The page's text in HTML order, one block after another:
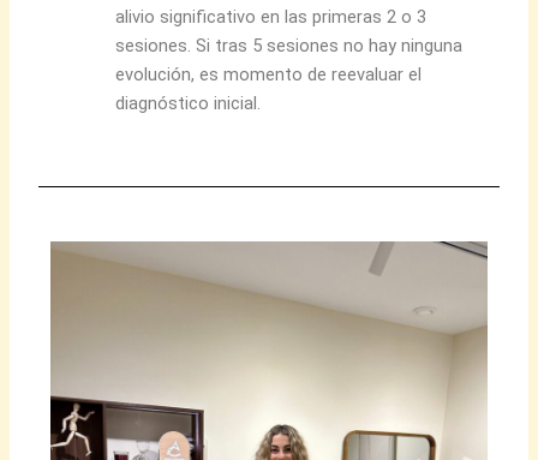
alivio significativo en las primeras 2 o 3
sesiones. Si tras 5 sesiones no hay ninguna
evolución, es momento de reevaluar el
diagnóstico inicial.